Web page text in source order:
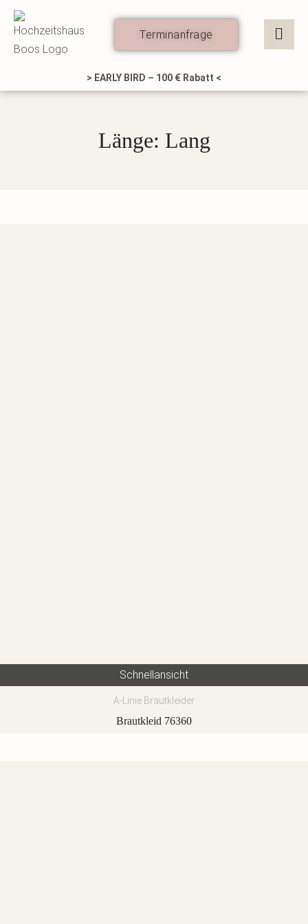
Zum
Inhalt
springen
Terminanfrage
> EARLY BIRD – 100 € Rabatt <
Länge: Lang
Schnellansicht
A-Linie Brautkleider
Brautkleid 76360